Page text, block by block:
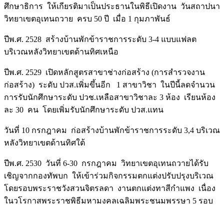
ศึกษาธิการ ให้เกียรติมาเป็นประธานในพิธีเปิดงาน วันสถาปนา
วิทยาเขตอุเทนถวาย ครบ 50 ปี เมื่อ 1 กุมภาพันธ์
ปีพ.ศ. 2528 สร้างบ้านพักข้าราชการระดับ 3-4 แบบแฟลต
บริเวณหลังวิทยาเขตด้านทิศเหนือ
ปีพ.ศ. 2529 เปิดหลักสูตรสาขาช่างก่อสร้าง (การสำรวจงาน
ก่อสร้าง) ระดับ ปวส.เพิ่มขึ้นอีก 1 สาขาวิชา ในปีนี้ลดจำนวน
การรับนักศึกษาระดับ ปวช.เหลือสาขาวิชาละ 3 ห้อง เรียนห้อง
ละ 30 คน โดยเพิ่มรับนักศึกษาระดับ ปวส.แทน
วันที่ 10 กรกฎาคม ก่อสร้างบ้านพักข้าราชการระดับ 3,4 บริเวณ
หลังวิทยาเขตด้านทิศใต้
ปีพ.ศ. 2530 วันที่ 6-30 กรกฎาคม วิทยาเขตอุเทนถวายได้รับ
เชิญจากกองทัพบก ให้เข้าร่วมกิจกรรมตกแต่งปรับปรุงบริเวณ
โดยรอบพระราชวังสวนจิตรลดา งานตกแต่งทาสีกำแพง เนื่อง
ในวโรกาสพระราชพิธีมหามงคลเฉลิมพระชนมพรรษา 5 รอบ